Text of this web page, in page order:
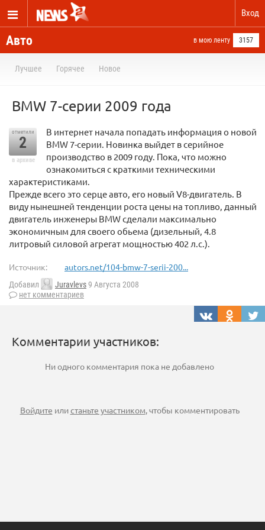
Вход
Авто в мою ленту 3157
Лучшее Горячее Новое
BMW 7-серии 2009 года
отметили
2
в архиве
В интернет начала попадать информация о новой
BMW 7-серии. Новинка выйдет в серийное
производство в 2009 году. Пока, что можно
ознакомиться с краткими техническими
характеристиками.
Прежде всего это серце авто, его новый V8-двигатель. В
виду нынешней тенденции роста цены на топливо, данный
двигатель инженеры BMW сделали максимально
экономичным для своего обьема (дизельный, 4.8
литровый силовой агрегат мощностью 402 л.с.).
Источник: autors.net/104-bmw-7-serii-200...
Добавил Juravlevs9 Августа 2008
нет комментариев
Комментарии участников:
Ни одного комментария пока не добавлено
Войдите илистаньте участником, чтобы комментировать